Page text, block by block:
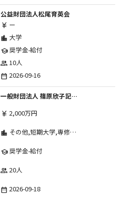
公益財団法人松尾育英会
currency_yen ー
location_city 大学
school奨学金-給付
group 10人
date_range 2026-09-16
一般財団法人 篠原欣子記念財団 (海外留学奨学金グループ)
currency_yen 2,000万円
location_city その他,短期大学,専修学校,高等専門学校,高等学校,大学院,大学
school奨学金-給付
group 20人
date_range 2026-09-18